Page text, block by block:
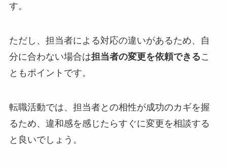
す。
ただし、担当者による対応の違いがあるため、自
分に合わない場合は担当者の変更を依頼できるこ
ともポイントです。
転職活動では、担当者との相性が成功のカギを握
るため、違和感を感じたらすぐに変更を相談する
と良いでしょう。